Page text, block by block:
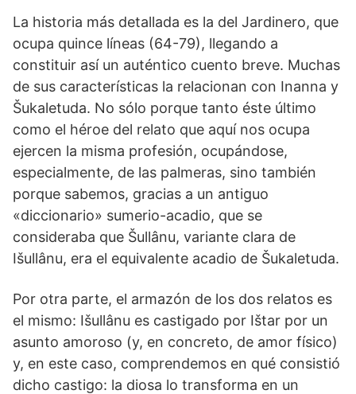
La historia más detallada es la del Jardinero, que
ocupa quince líneas (64-79), llegando a
constituir así un auténtico cuento breve. Muchas
de sus características la relacionan con Inanna y
Šukaletuda. No sólo porque tanto éste último
como el héroe del relato que aquí nos ocupa
ejercen la misma profesión, ocupándose,
especialmente, de las palmeras, sino también
porque sabemos, gracias a un antiguo
«diccionario» sumerio-acadio, que se
consideraba que Šullânu, variante clara de
Išullânu, era el equivalente acadio de Šukaletuda.
Por otra parte, el armazón de los dos relatos es
el mismo: Išullânu es castigado por Ištar por un
asunto amoroso (y, en concreto, de amor físico)
y, en este caso, comprendemos en qué consistió
dicho castigo: la diosa lo transforma en un